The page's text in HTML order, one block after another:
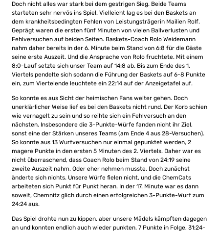
Doch nicht alles war stark bei dem gestrigen Sieg. Beide Teams
starteten sehr nervös ins Spiel. Vielleicht lag es bei den Baskets an
dem krankheitsbedingten Fehlen von Leistungsträgerin Mailien Rolf.
Geprägt waren die ersten fünf Minuten von vielen Ballverlusten und
Fehlversuchen auf beiden Seiten. Baskets-Coach Rolo Weidemann
nahm daher bereits in der 6. Minute beim Stand von 6:8 für die Gäste
seine erste Auszeit. Und die Ansprache von Rolo fruchtete. Mit einem
8:0-Lauf setzte sich unser Team auf 14:8 ab. Bis zum Ende des 1.
Viertels pendelte sich sodann die Führung der Baskets auf 6-8 Punkte
ein, zum Viertelende leuchtete ein 22:14 auf der Anzeigetafel auf.
So konnte es aus Sicht der heimischen Fans weiter gehen. Doch
unerklärlicher Weise lief es bei den Baskets nicht rund. Der Korb schien
wie vernagelt zu sein und so reihte sich ein Fehlversuch an den
nächsten. Insbesondere die 3-Punkte-Würfe fanden nicht ihr Ziel,
sonst eine der Stärken unseres Teams (am Ende 4 aus 28-Versuchen).
So konnte aus 13 Wurfversuchen nur einmal gepunktet werden, 2
magere Punkte in den ersten 5 Minuten des 2. Viertels. Daher war es
nicht überraschend, dass Coach Rolo beim Stand von 24:19 seine
zweite Auszeit nahm. Oder eher nehmen musste. Doch zunächst
änderte sich nichts. Unsere Würfe fielen nicht, und die ChemCats
arbeiteten sich Punkt für Punkt heran. In der 17. Minute war es dann
soweit, Chemnitz glich durch einen erfolgreichen 3-Punkte-Wurf zum
24:24 aus.
Das Spiel drohte nun zu kippen, aber unsere Mädels kämpften dagegen
an und konnten endlich auch wieder punkten. 7 Punkte in Folge, 31:24-